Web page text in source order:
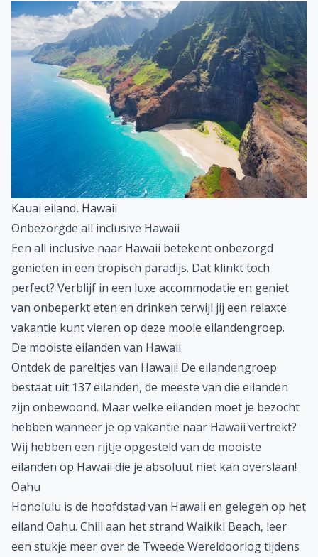
Kauai eiland, Hawaii
Onbezorgde all inclusive Hawaii
Een all inclusive naar Hawaii betekent onbezorgd
genieten in een tropisch paradijs. Dat klinkt toch
perfect? Verblijf in een luxe accommodatie en geniet
van onbeperkt eten en drinken terwijl jij een relaxte
vakantie kunt vieren op deze mooie eilandengroep.
De mooiste eilanden van Hawaii
Ontdek de pareltjes van Hawaii! De eilandengroep
bestaat uit 137 eilanden, de meeste van die eilanden
zijn onbewoond. Maar welke eilanden moet je bezocht
hebben wanneer je op vakantie naar Hawaii vertrekt?
Wij hebben een rijtje opgesteld van de mooiste
eilanden op Hawaii die je absoluut niet kan overslaan!
Oahu
Honolulu is de hoofdstad van Hawaii en gelegen op het
eiland Oahu. Chill aan het strand Waikiki Beach, leer
een stukje meer over de Tweede Wereldoorlog tijdens